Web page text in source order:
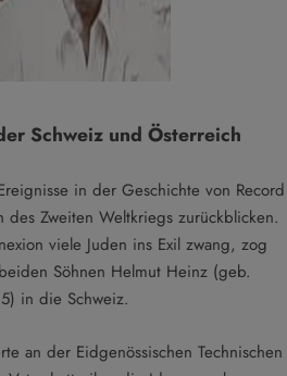
Schweiz und Österreich
in der Geschichte von Record
Zweiten Weltkriegs zurückblicken.
viele Juden ins Exil zwang, zog
Söhnen Helmut Heinz (geb.
in die Schweiz.
an der Eidgenössischen Technischen